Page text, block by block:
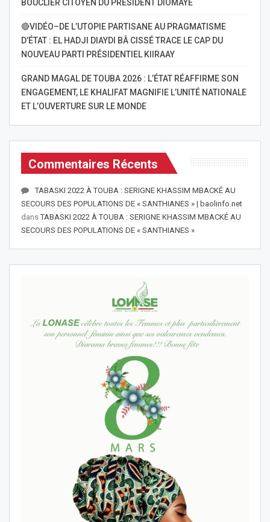
BOUCLIER CITOYEN DU PRÉSIDENT DIOMAYE
🔴VIDÉO–DE L’UTOPIE PARTISANE AU PRAGMATISME
D’ÉTAT : EL HADJI DIAYDI BÂ CISSÉ TRACE LE CAP DU
NOUVEAU PARTI PRÉSIDENTIEL KIIRAAY
GRAND MAGAL DE TOUBA 2026 : L’ÉTAT RÉAFFIRME SON
ENGAGEMENT, LE KHALIFAT MAGNIFIE L’UNITÉ NATIONALE
ET L’OUVERTURE SUR LE MONDE
Commentaires Récents
TABASKI 2022 À TOUBA : SERIGNE KHASSIM MBACKÉ AU
SECOURS DES POPULATIONS DE « SANTHIANES » | baolinfo.net
dansTABASKI 2022 À TOUBA : SERIGNE KHASSIM MBACKÉ AU
SECOURS DES POPULATIONS DE « SANTHIANES »